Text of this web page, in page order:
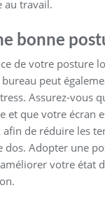
au travail.
bonne
de votre posture
bureau peut
Assurez-vous
et que votre écran
de réduire les
dos. Adopter une
votre état